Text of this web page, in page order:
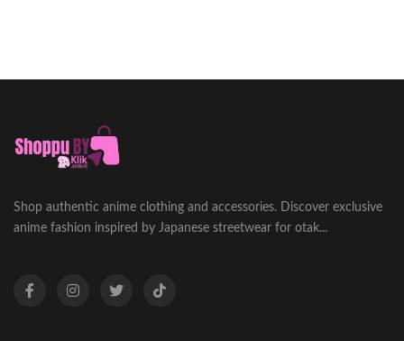
Shop authentic anime clothing and accessories. Discover exclusive
anime fashion inspired by Japanese streetwear for otak...